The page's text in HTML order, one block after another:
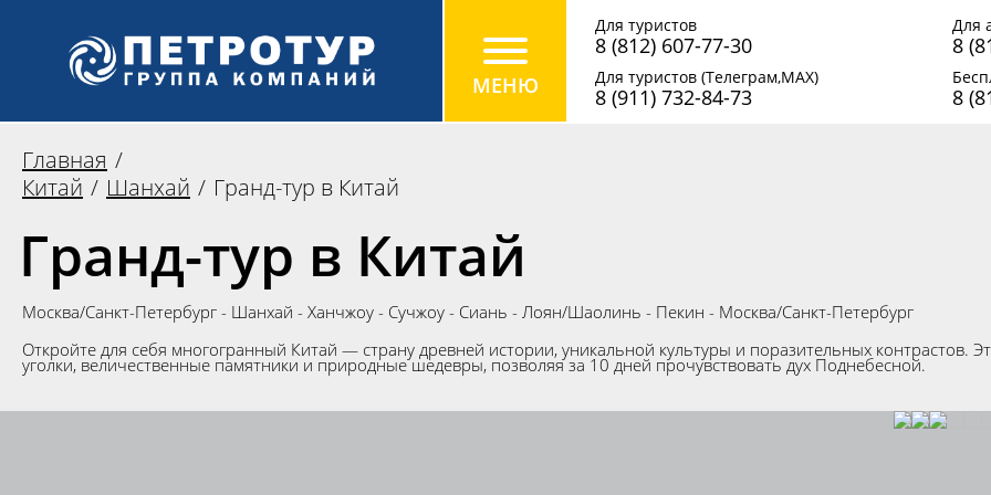
Для туристов
8 (812) 607-77-30
Для
8
Для туристов (Телеграм,MAX)
8 (911) 732-84-73 8
Главная
Китай
Шанхай Гранд-тур в Китай
Гранд-тур в Китай
Москва/Санкт-Петербург - Шанхай - Ханчжоу - Сучжоу - Сиань - Лоян/Шаолинь - Пекин - Москва/Санкт-Петербург
Откройте для себя многогранный Китай — страну древней истории, уникальной культуры и поразительных контрастов.
уголки, величественные памятники и природные шедевры, позволяя за 10 дней прочувствовать дух Поднебесной.